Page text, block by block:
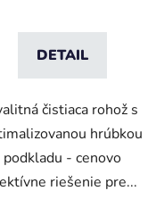
DETAIL
čistiaca rohož s
hrúbkou
podkladu - cenovo
riešenie pre...